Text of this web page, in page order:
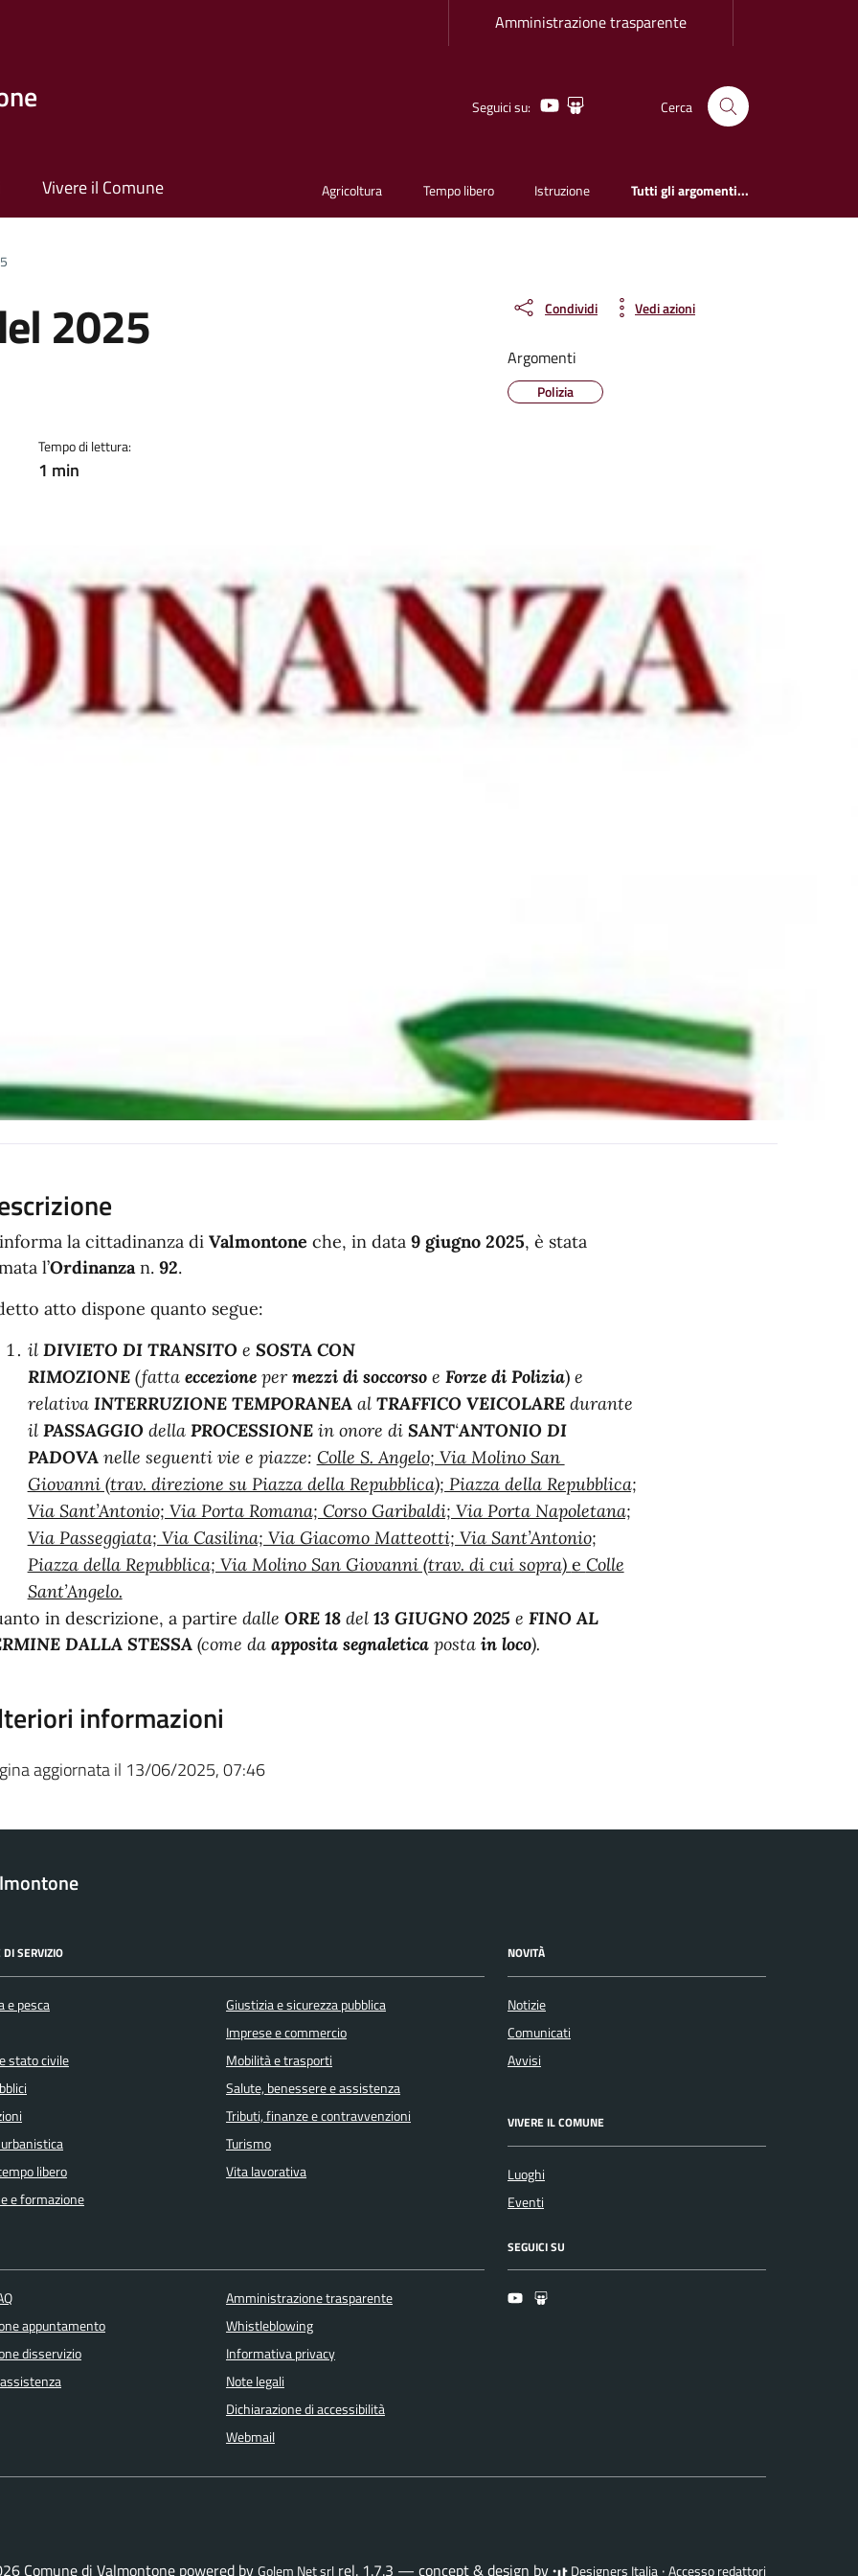
Amministrazione trasparente
Seguici su: YoutubeSlideshare Cerca
Vivere il Comune Agricoltura Tempo libero Istruzione Tutti gli argomenti...
2025
Tempo di lettura:
1 min
Condividi Vedi azioni
Argomenti
Polizia
la cittadinanza di Valmontone che, in data 9 giugno 2025, è stata
l’Ordinanzan. 92.
atto dispone quanto segue:
il DIVIETO DI TRANSITO e SOSTA CON
RIMOZIONE (fatta eccezione permezzi di soccorso e Forze di Polizia) e
relativa INTERRUZIONE TEMPORANEA al TRAFFICO VEICOLARE durante
il PASSAGGIO della PROCESSIONE in onore di SANT‘ANTONIO DI
PADOVA nelle seguenti vie e piazze: Colle S. Angelo; Via Molino San
Giovanni (trav. direzione su Piazza della Repubblica); Piazza della Repubblica;
Via Sant’Antonio; Via Porta Romana; Corso Garibaldi; Via Porta Napoletana;
Via Passeggiata; Via Casilina; Via Giacomo Matteotti; Via Sant’Antonio;
Piazza della Repubblica; Via Molino San Giovanni (trav. di cui sopra) e Colle
Sant’Angelo.
in descrizione, a partire dalle ORE 18 del 13 GIUGNO 2025 e FINO AL
DALLA STESSA (come da apposita segnaletica posta in loco).
informazioni
aggiornata il 13/06/2025, 07:46
DI SERVIZIO
e pesca
stato civile
libero
e formazione
Giustizia e sicurezza pubblica
Imprese e commercio
Mobilità e trasporti
Salute, benessere e assistenza
Tributi, finanze e contravvenzioni
Turismo
Vita lavorativa
NOVITÀ
Notizie
Comunicati
Avvisi
VIVERE IL COMUNE
Luoghi
Eventi
appuntamento
disservizio
Amministrazione trasparente
Whistleblowing
Informativa privacy
Note legali
Dichiarazione di accessibilità
Webmail
SEGUICI SU
YoutubeSlideshare
Comune di Valmontone powered byGolem Net srl rel. 1.7.3 — concept & design by Designers Italia ·Accesso redattori